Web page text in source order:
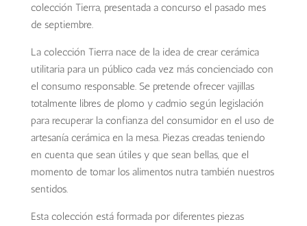
colección Tierra, presentada a concurso el pasado mes
de septiembre.
La colección Tierra nace de la idea de crear cerámica
utilitaria para un público cada vez más concienciado con
el consumo responsable. Se pretende ofrecer vajillas
totalmente libres de plomo y cadmio según legislación
para recuperar la confianza del consumidor en el uso de
artesanía cerámica en la mesa. Piezas creadas teniendo
en cuenta que sean útiles y que sean bellas, que el
momento de tomar los alimentos nutra también nuestros
sentidos.
Esta colección está formada por diferentes piezas